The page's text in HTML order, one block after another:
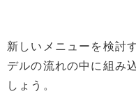
新しいメニューを検討
デルの流れの中に組み
しょう。